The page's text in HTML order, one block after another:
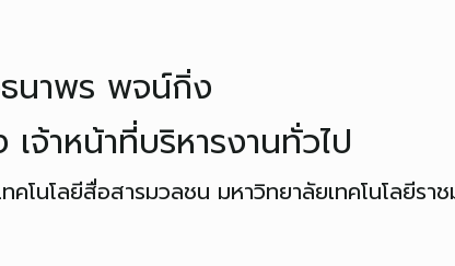
นาพร พจน์กิ่ง
จ้าหน้าที่บริหารงานทั่วไป
คโนโลยีสื่อสารมวลชน มหาวิทยาลัยเทคโนโลยีร